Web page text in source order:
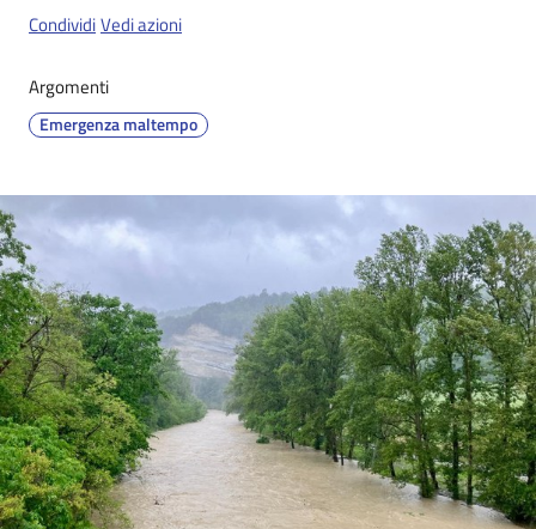
CondividiVedi azioni
Argomenti
Emergenza maltempo